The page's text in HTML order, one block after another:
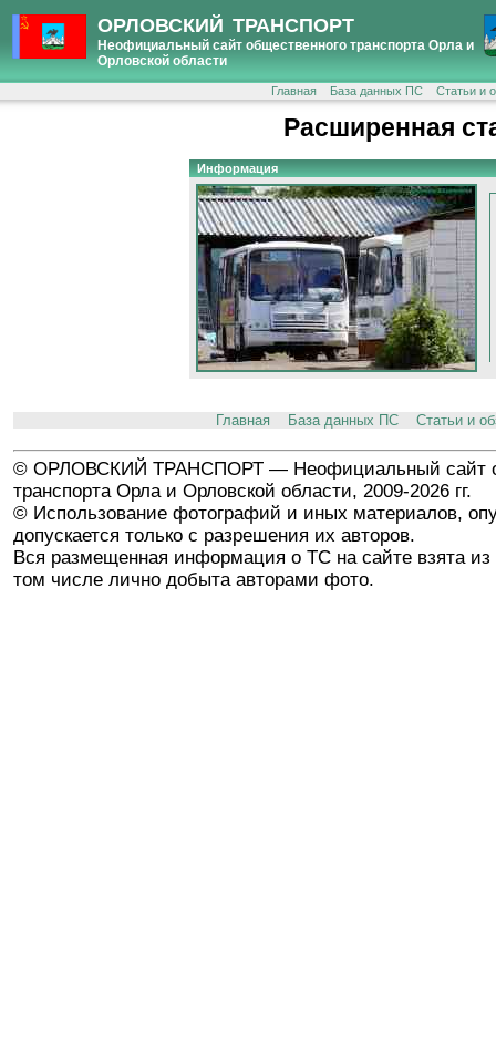
ОРЛОВСКИЙ ТРАНСПОРТ
Неофициальный сайт общественного транспорта Орла и
Орловской области
Главная База данных ПС Статьи и
Расширенная
Информация
Главная База данных ПС Статьи и
© ОРЛОВСКИЙ ТРАНСПОРТ — Неофициальный сайт
транспорта Орла и Орловской области, 2009-2026 гг.
© Использование фотографий и иных материалов,
допускается только с разрешения их авторов.
Вся размещенная информация о ТС на сайте взята из
том числе лично добыта авторами фото.